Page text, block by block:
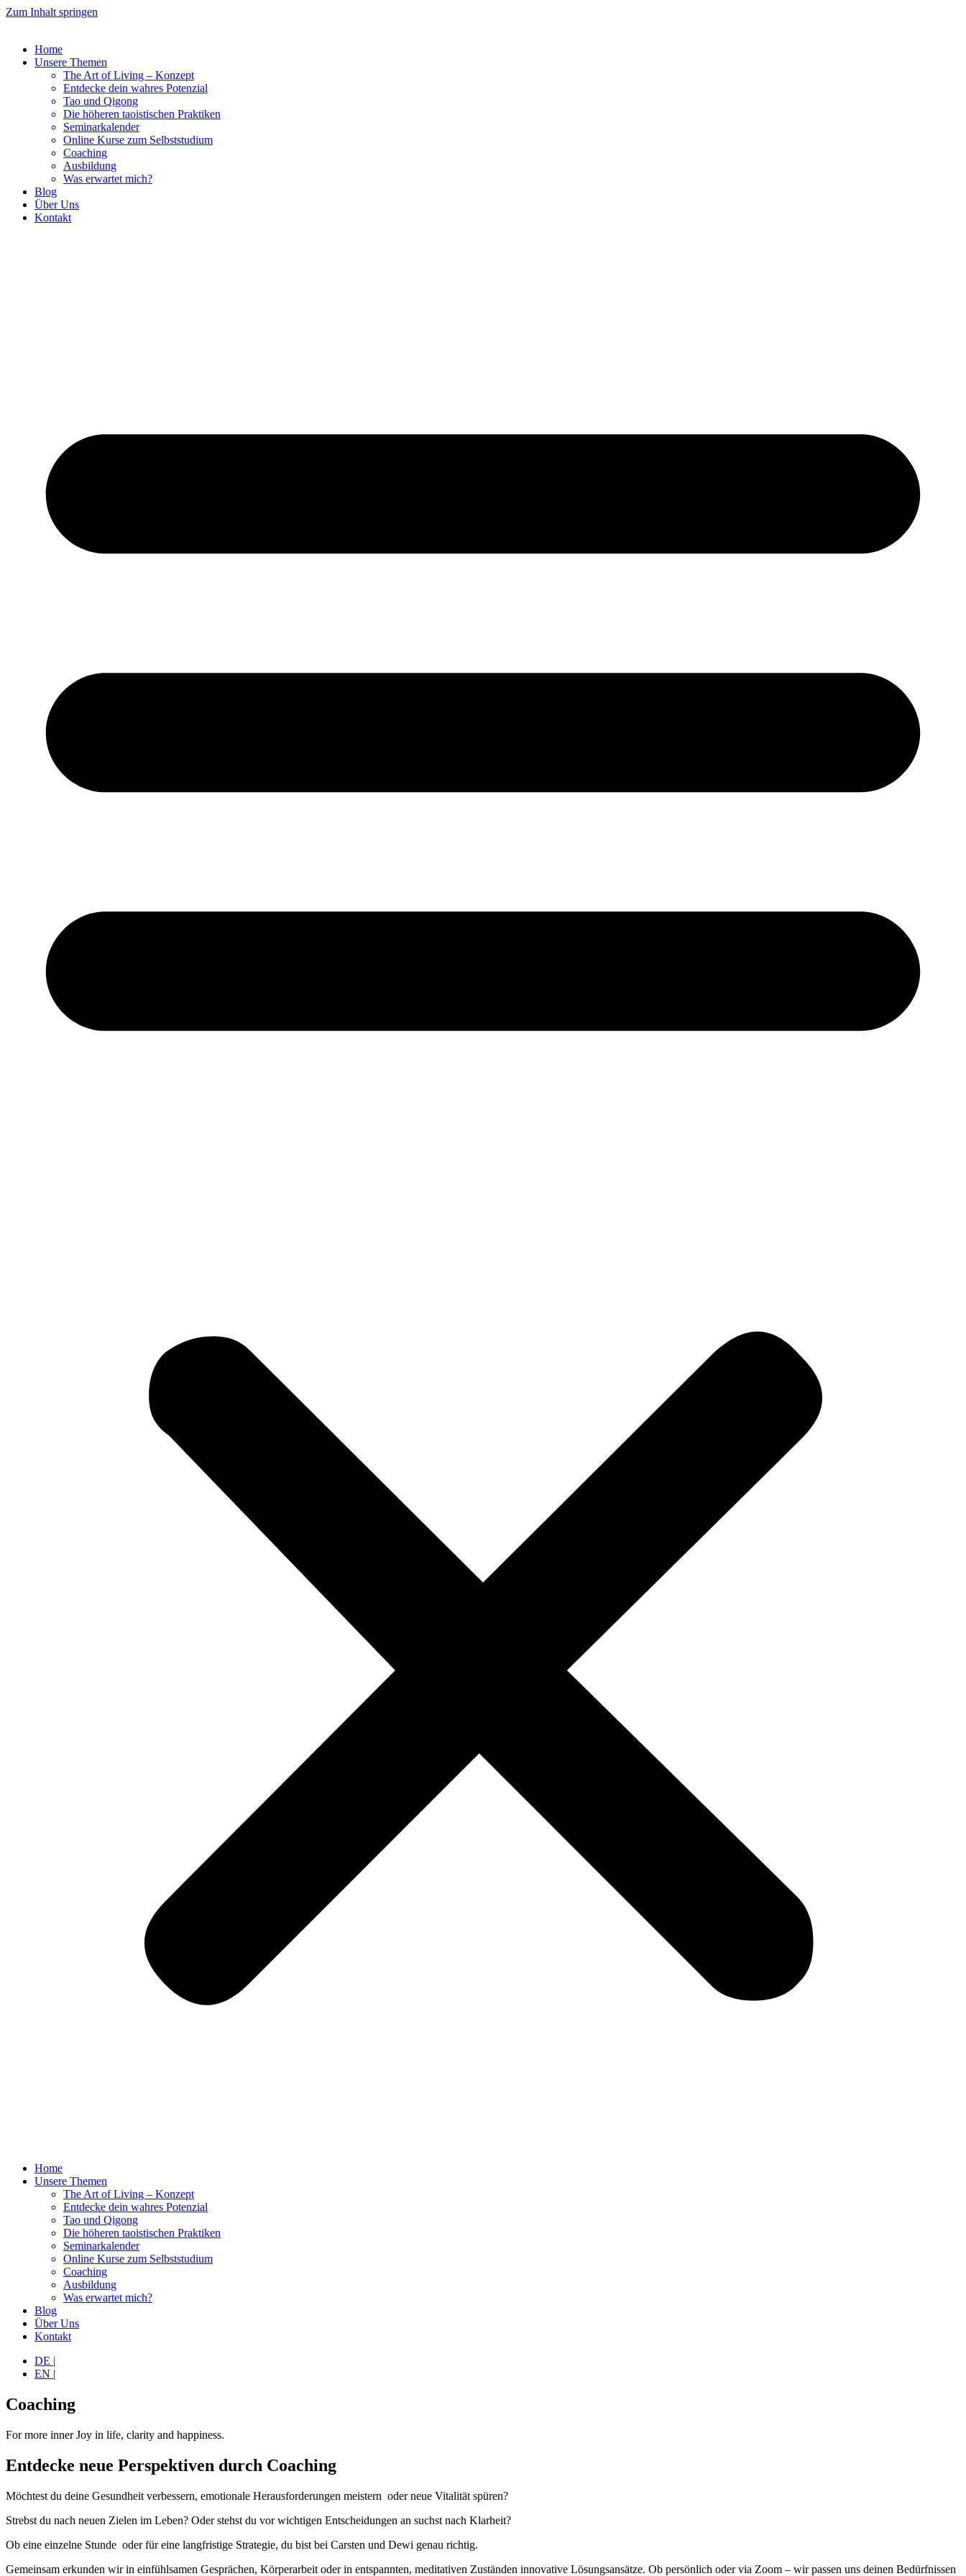
Zum Inhalt springen
Home
Unsere Themen
The Art of Living – Konzept
Entdecke dein wahres Potenzial
Tao und Qigong
Die höheren taoistischen Praktiken
Seminarkalender
Online Kurse zum Selbststudium
Coaching
Ausbildung
Was erwartet mich?
Blog
Über Uns
Kontakt
Home
Unsere Themen
The Art of Living – Konzept
Entdecke dein wahres Potenzial
Tao und Qigong
Die höheren taoistischen Praktiken
Seminarkalender
Online Kurse zum Selbststudium
Coaching
Ausbildung
Was erwartet mich?
Blog
Über Uns
Kontakt
DE |
EN |
Coaching
For more inner Joy in life, clarity and happiness.
Entdecke neue Perspektiven durch Coaching
Möchtest du deine Gesundheit verbessern, emotionale Herausforderungen meistern oder neue Vitalität spüren?
Strebst du nach neuen Zielen im Leben? Oder stehst du vor wichtigen Entscheidungen an suchst nach Klarheit?
Ob eine einzelne Stunde oder für eine langfristige Strategie, du bist bei Carsten und Dewi genau richtig.
Gemeinsam erkunden wir in einfühlsamen Gesprächen, Körperarbeit oder in entspannten, meditativen Zuständen innovative Lösungsansätze. Ob persönlich oder via Zoom – wir passen uns deinen Bedürfnissen